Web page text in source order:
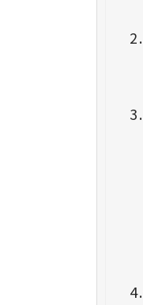
2.
3.
4.